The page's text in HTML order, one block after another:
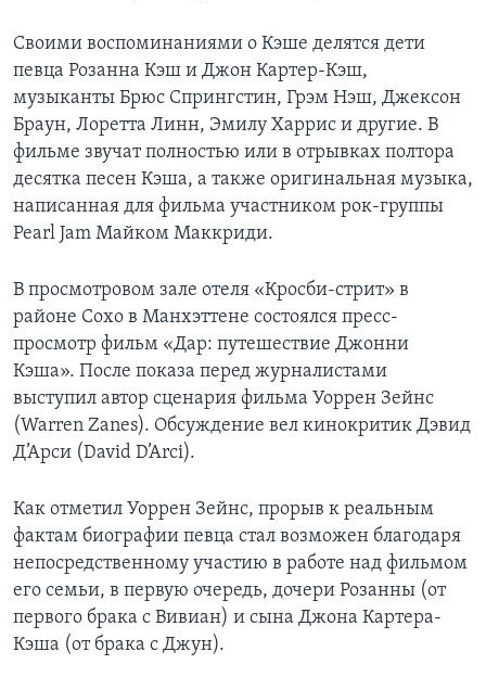
Своими воспоминаниями о Кэше делятся дети
певца Розанна Кэш и Джон Картер-Кэш,
музыканты Брюс Спрингстин, Грэм Нэш, Джексон
Браун, Лоретта Линн, Эмилу Харрис и другие. В
фильме звучат полностью или в отрывках полтора
десятка песен Кэша, а также оригинальная музыка,
написанная для фильма участником рок-группы
Pearl Jam Майком Маккриди.
В просмотровом зале отеля «Кросби-стрит» в
районе Сохо в Манхэттене состоялся пресс-
просмотр фильм «Дар: путешествие Джонни
Кэша». После показа перед журналистами
выступил автор сценария фильма Уоррен Зейнс
(Warren Zanes). Обсуждение вел кинокритик Дэвид
Д’Арси (David D’Arci).
Как отметил Уоррен Зейнс, прорыв к реальным
фактам биографии певца стал возможен благодаря
непосредственному участию в работе над фильмом
его семьи, в первую очередь, дочери Розанны (от
первого брака с Вивиан) и сына Джона Картера-
Кэша (от брака с Джун).